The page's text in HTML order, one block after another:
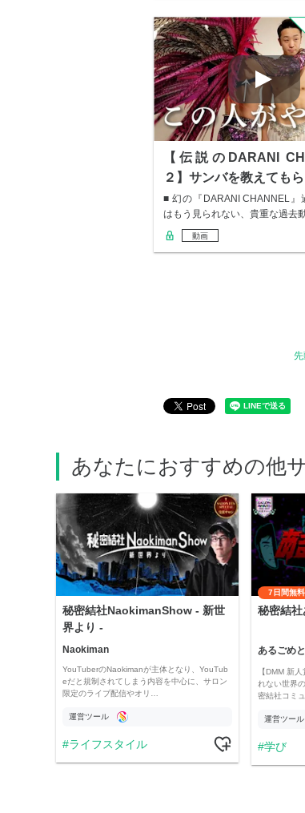
【伝説のDARANI
２】サンバを教えてもら
■ 幻の『DARANI CHANNEL』
はもう見られない、貴重な過去
動画
あなたにおすすめの他
秘密結社NaokimanShow - 新世
界より -
Naokiman
YouTuberのNaokimanが主体となり、YouTub
eだと規制されてしまう内容を中心に、サロン
限定のライブ配信やオリ…
運営ツール
ライフスタイル
7日間無料
秘密結
あるごめ
【DMM 新
れない世界
密結社コミ
運営ツール
学び